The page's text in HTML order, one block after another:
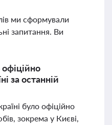
ми сформували
запитання. Ви
за останній
було офіційно
зокрема у Києві,